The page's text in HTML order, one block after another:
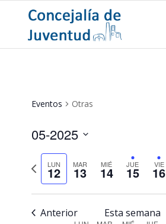
Eventos Otras
05-2025
Seleccionar
fecha.
Semana
anterior
LUN
12 MAR
13 MIÉ
14 JUE
15 VIE
16
Anterior Esta semana
03:00
08:00
this
day.
this
day.
this
day.